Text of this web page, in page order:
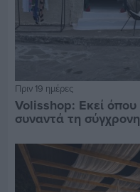
Πριν 19 ημέρες
Volisshop: Εκεί όπου
συναντά τη